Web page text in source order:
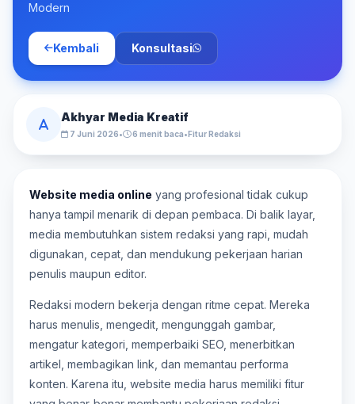
Modern
Kembali Konsultasi
Akhyar Media Kreatif
7 Juni 2026• 6 menit baca•Fitur Redaksi
Website media online yang profesional tidak cukup
hanya tampil menarik di depan pembaca. Di balik layar,
media membutuhkan sistem redaksi yang rapi, mudah
digunakan, cepat, dan mendukung pekerjaan harian
penulis maupun editor.
Redaksi modern bekerja dengan ritme cepat. Mereka
harus menulis, mengedit, mengunggah gambar,
mengatur kategori, memperbaiki SEO, menerbitkan
artikel, membagikan link, dan memantau performa
konten. Karena itu, website media harus memiliki fitur